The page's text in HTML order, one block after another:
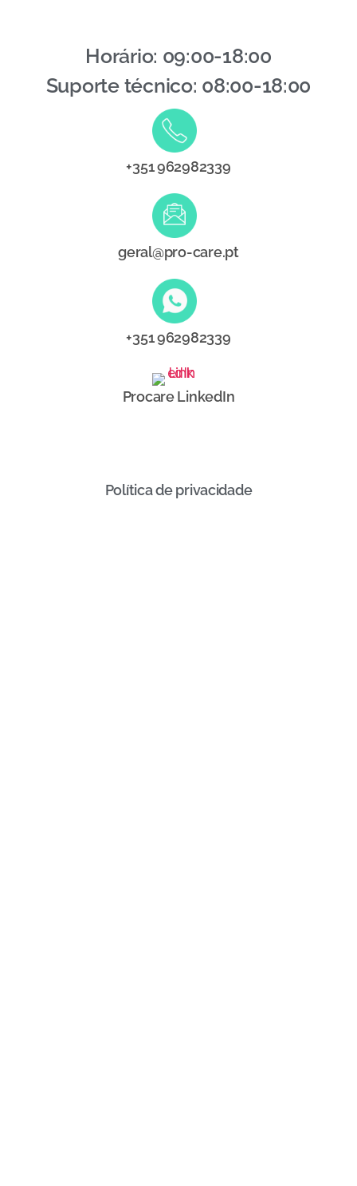
Horário: 09:00-18:00
Suporte técnico: 08:00-18:00
+351 962982339
geral@pro-care.pt
+351 962982339
Procare LinkedIn
Política de privacidade